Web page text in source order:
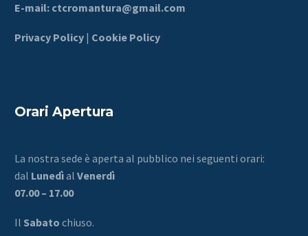
E-mail: ctcromantura@gmail.com
Privacy Policy | Cookie Policy
Orari Apertura
La nostra sede è aperta al pubblico nei seguenti orari:
dal Lunedìal Venerdì
07.00 – 17.00
Il Sabato chiuso.